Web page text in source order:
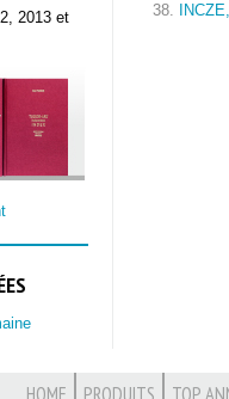
2013 et
38.